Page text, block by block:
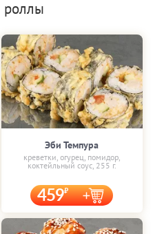
роллы
Эби Темпура
креветки, огурец, помидор,
коктейльный соус, 255 г.
459